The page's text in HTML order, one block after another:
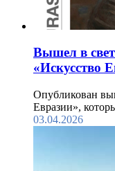
Вышел в
«Искусство
Опубликован
Евразии»,
03.04.2026